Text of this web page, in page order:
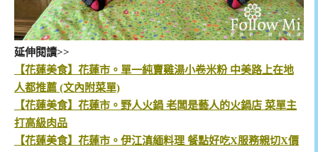
延伸閱讀>>
【花蓮美食】花蓮市。單一純賣雞湯小卷米粉 中美路上在地
人都推薦 (文內附菜單)
【花蓮美食】花蓮市。野人火鍋 老闆是藝人的火鍋店 菜單主
打高級肉品
【花蓮美食】花蓮市。伊江滇緬料理 餐點好吃X服務親切X價